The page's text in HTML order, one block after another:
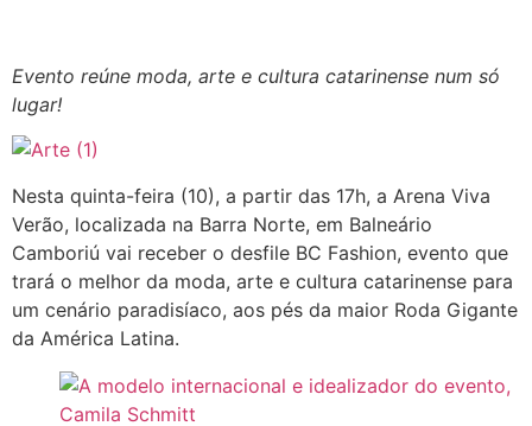
Evento reúne moda, arte e cultura catarinense num só
lugar!
Nesta quinta-feira (10), a partir das 17h, a Arena Viva
Verão, localizada na Barra Norte, em Balneário
Camboriú vai receber o desfile BC Fashion, evento que
trará o melhor da moda, arte e cultura catarinense para
um cenário paradisíaco, aos pés da maior Roda Gigante
da América Latina.